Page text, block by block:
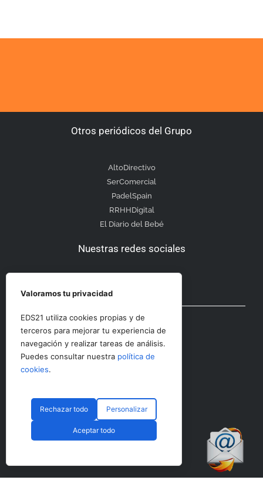
Otros periódicos del Grupo
AltoDirectivo
SerComercial
PadelSpain
RRHHDigital
El Diario del Bebé
Nuestras redes sociales
Otras secciones
Contacto
© CopyRight 2023 RRHHDigital
Valoramos tu privacidad
EDS21 utiliza cookies propias y de
terceros para mejorar tu experiencia de
navegación y realizar tareas de análisis.
Puedes consultar nuestra política de
cookies.
Rechazar todo Personalizar
Aceptar todo